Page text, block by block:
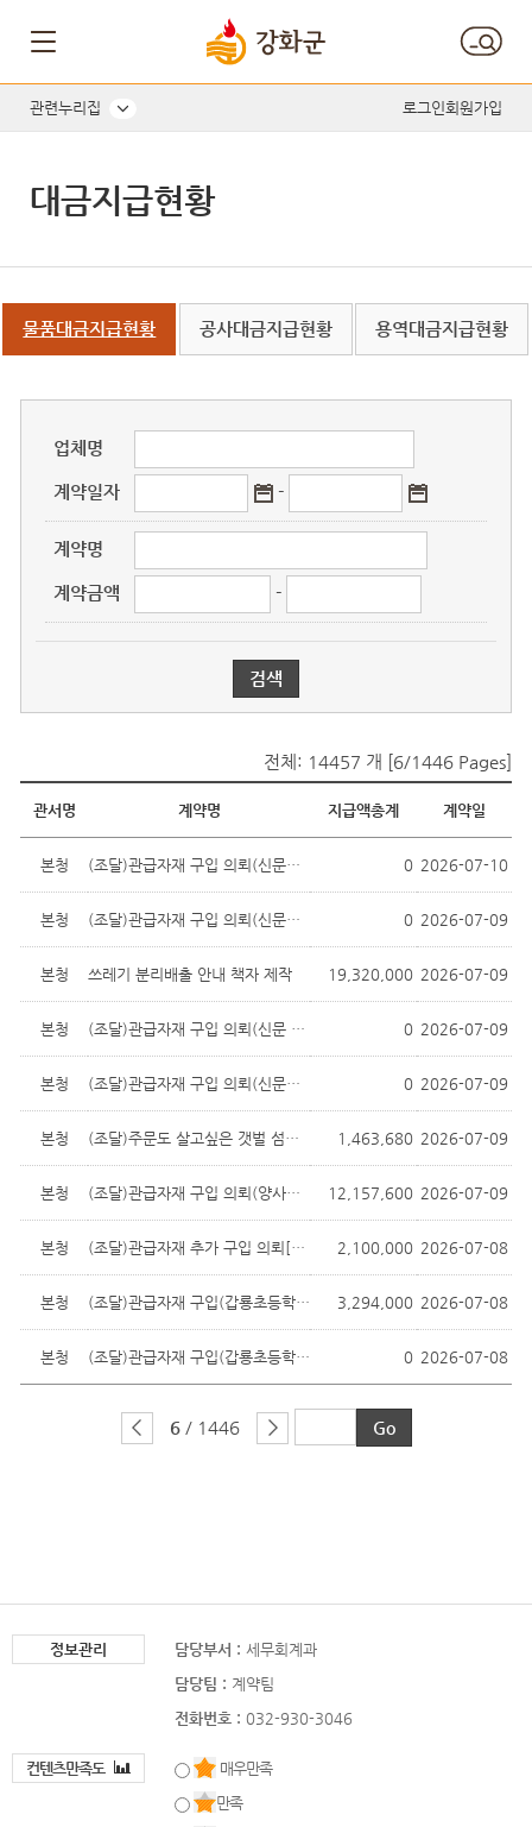
관련누리집 로그인회원가입
대금지급현황
물품대금지급현황 공사대금지급현황 용역대금지급현황
업체명
계약일자 -
계약명
계약금액 -
전체: 14457 개 [6/1446 Pages]
관서명 계약명 지급액총계 계약일
본청 (조달)관급자재 구입 의뢰(신문제4공영... 0 2026-07-10
본청 (조달)관급자재 구입 의뢰(신문제4공영... 0 2026-07-09
본청 쓰레기 분리배출 안내 책자 제작 19,320,000 2026-07-09
본청 (조달)관급자재 구입 의뢰(신문 제4공영... 0 2026-07-09
본청 (조달)관급자재 구입 의뢰(신문제4공영... 0 2026-07-09
본청 (조달)주문도 살고싶은 갯벌 섬마을 조... 1,463,680 2026-07-09
본청 (조달)관급자재 구입 의뢰(양사면 주민... 12,157,600 2026-07-09
본청 (조달)관급자재 추가 구입 의뢰[석모도 ... 2,100,000 2026-07-08
본청 (조달)관급자재 구입(갑룡초등학교, 미... 3,294,000 2026-07-08
본청 (조달)관급자재 구입(갑룡초등학교, 안... 0 2026-07-08
6 / 1446
정보관리 담당부서 : 세무회계과
담당팀 : 계약팀
전화번호 : 032-930-3046
컨텐츠만족도
매우만족
만족